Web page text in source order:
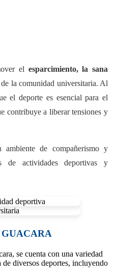
el esparcimiento, la sana
de la comunidad universitaria. Al
el deporte es esencial para el
contribuye a liberar tensiones y
de compañerismo y
de actividades deportivas y
se cuenta con una variedad
de diversos deportes, incluyendo